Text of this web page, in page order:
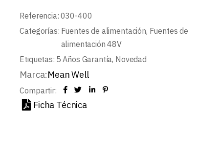
Referencia: 030-400
Categorías: Fuentes de alimentación, Fuentes de
alimentación 48V
Etiquetas: 5 Años Garantía, Novedad
Marca:Mean Well
Compartir:
Ficha Técnica